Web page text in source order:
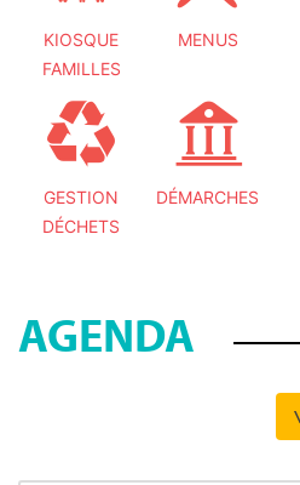
KIOSQUE
FAMILLES
MENUS
GESTION
DÉCHETS
DÉMARCHES
AGENDA